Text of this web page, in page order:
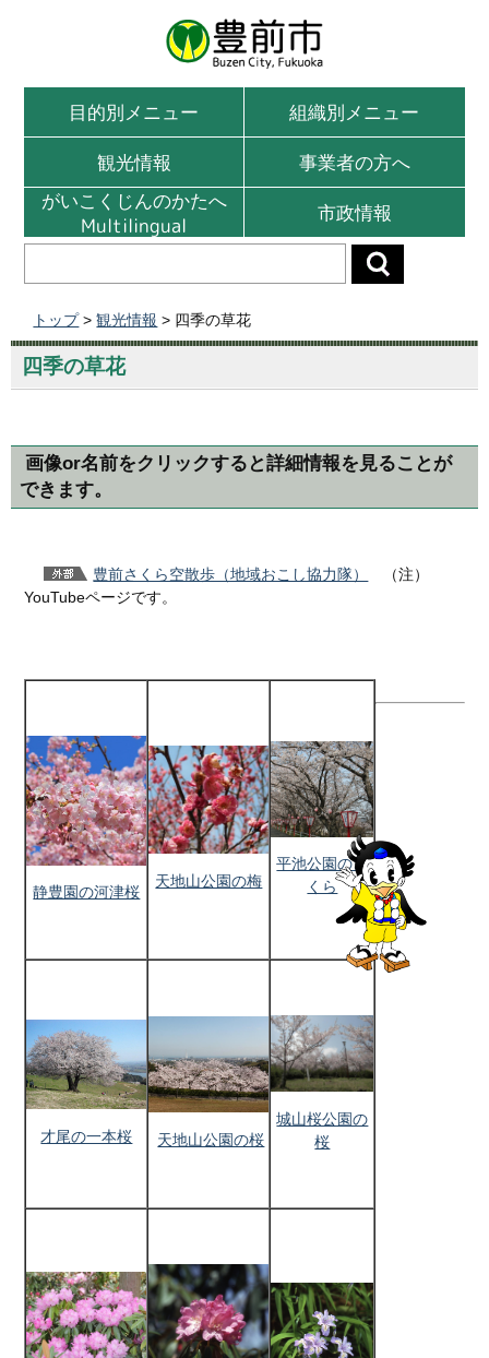
目的別メニュー
組織別メニュー
観光情報
事業者の方へ
がいこくじんのかたへ
Multilingual
市政情報
トップ >観光情報 > 四季の草花
四季の草花
画像or名前をクリックすると詳細情報を見ることが
できます。
豊前さくら空散歩（地域おこし協力隊）
（注）
YouTubeページです。
静豊園の河津桜
天地山公園の梅
平池公園のさ
くら
才尾の一本桜 天地山公園の桜
城山桜公園の
桜